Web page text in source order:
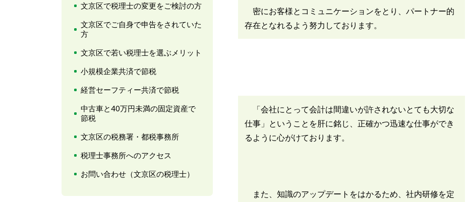
密にお客様とコミュニケーションをとり、パートナー的
存在となれるよう努力しております。
「会社にとって会計は間違いが許されないとても大切な
仕事」ということを肝に銘じ、正確かつ迅速な仕事ができ
るように心がけております。
また、知識のアップデートをはかるため、社内研修を定
文京区で税理士の変更をご検討の方
文京区でご自身で申告をされていた
方
文京区で若い税理士を選ぶメリット
小規模企業共済で節税
経営セーフティー共済で節税
中古車と40万円未満の固定資産で
節税
文京区の税務署・都税事務所
税理士事務所へのアクセス
お問い合わせ（文京区の税理士）